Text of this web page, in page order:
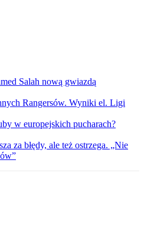
Salah nową gwiazdą
Rangersów. Wyniki el. Ligi
w europejskich pucharach?
za błędy, ale też ostrzega. „Nie